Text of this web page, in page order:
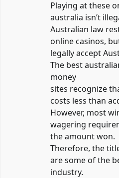
Playing at these
australia isn’t
Australian law
online casinos,
legally accept
The best
money
sites recognize
costs less than
However, most
wagering
the amount won.
Therefore, the
are some of the
industry.